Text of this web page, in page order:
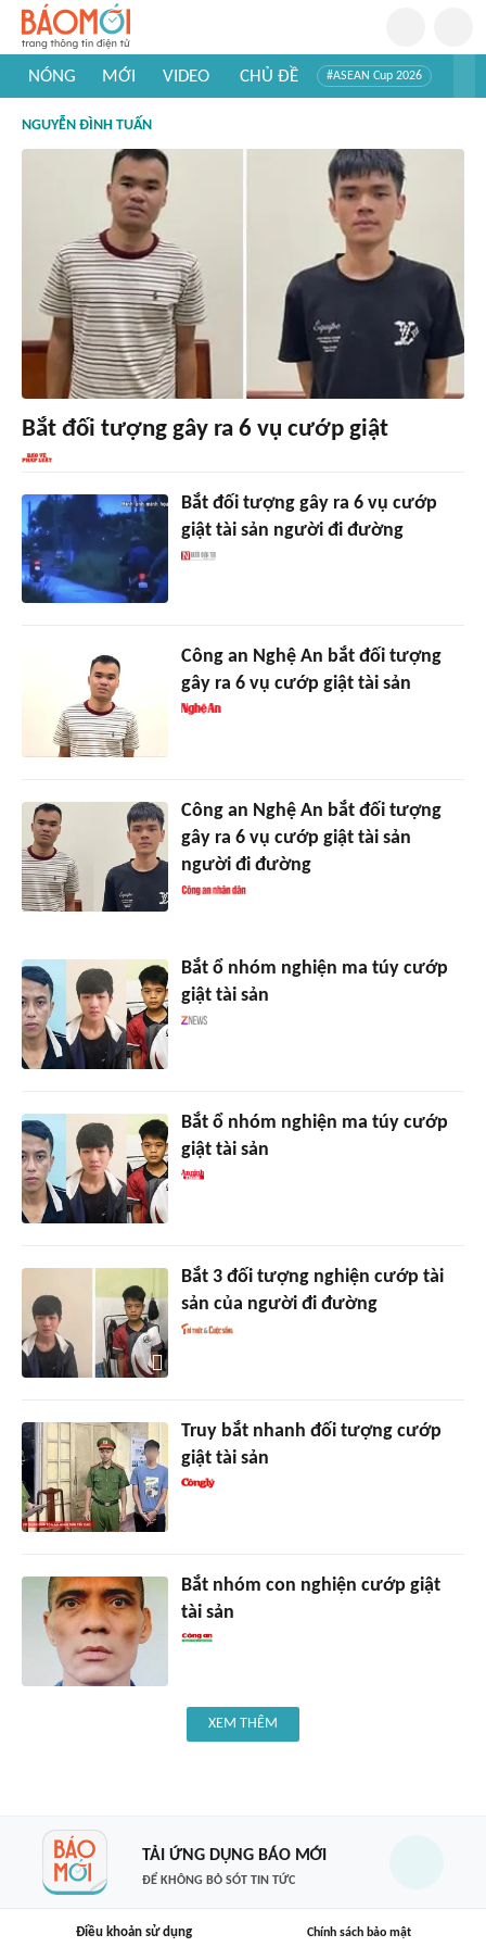
NÓNG MỚI VIDEO CHỦ ĐỀ #ASEAN Cup 2026
#Khám phá thế giới
NGUYỄN ĐÌNH TUẤN
Bắt đối tượng gây ra 6 vụ cướp giật
Bắt đối tượng gây ra 6 vụ cướp
giật tài sản người đi đường
Công an Nghệ An bắt đối tượng
gây ra 6 vụ cướp giật tài sản
Công an Nghệ An bắt đối tượng
gây ra 6 vụ cướp giật tài sản
người đi đường
Bắt ổ nhóm nghiện ma túy cướp
giật tài sản
Bắt ổ nhóm nghiện ma túy cướp
giật tài sản
Bắt 3 đối tượng nghiện cướp tài
sản của người đi đường
Truy bắt nhanh đối tượng cướp
giật tài sản
Bắt nhóm con nghiện cướp giật
tài sản
XEM THÊM
TẢI ỨNG DỤNG BÁO MỚI
ĐỂ KHÔNG BỎ SÓT TIN TỨC
Điều khoản sử dụng Chính sách bảo mật